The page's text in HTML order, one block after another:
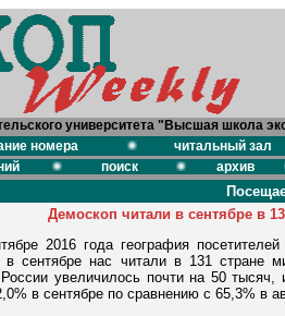
университета "Высшая школа
номера читальный зал
поиск архив
Демоскоп читали в сентябре в
2016 года география
в сентябре нас читали в 131 стране
увеличилось почти на 50 тысяч,
в сентябре по сравнению с 65,3% в